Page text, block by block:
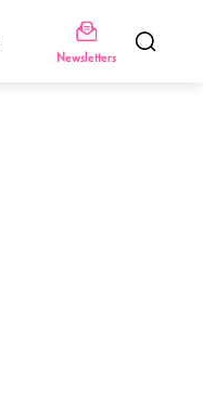
Newsletters